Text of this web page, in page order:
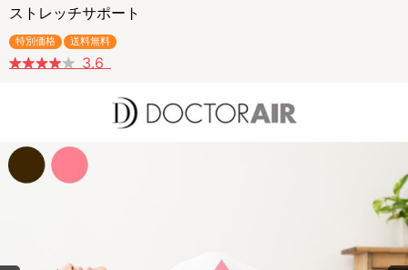
ストレッチサポート
特別価格 送料無料
3.6